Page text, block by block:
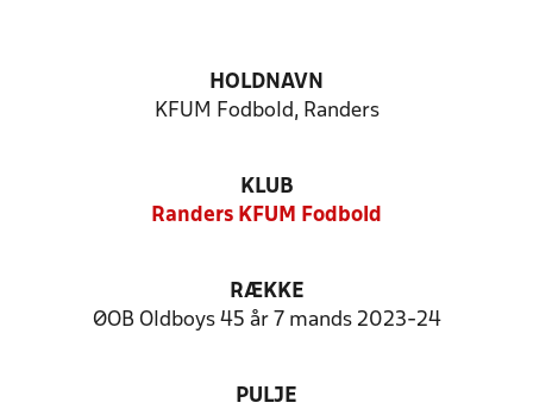
HOLDNAVN
KFUM Fodbold, Randers
KLUB
Randers KFUM Fodbold
RÆKKE
ØOB Oldboys 45 år 7 mands 2023-24
PULJE